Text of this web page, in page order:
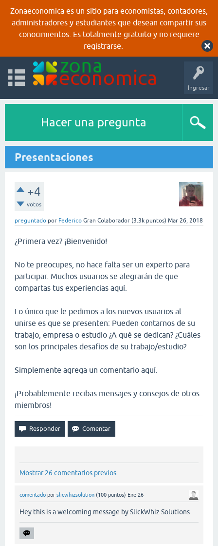
Zonaeconomica es un sitio para economistas, contadores,
administradores y estudiantes que desean compartir sus
conocimientos. Es totalmente gratuito y no requiere
registrarse.
Ingresar
Hacer una pregunta
Presentaciones
+4
votos
preguntado por Federico Gran Colaborador (3.3k puntos) Mar 26, 2018
¿Primera vez? ¡Bienvenido!
No te preocupes, no hace falta ser un experto para
participar. Muchos usuarios se alegrarán de que
compartas tus experiencias aquí.
Lo único que le pedimos a los nuevos usuarios al
unirse es que se presenten: Pueden contarnos de su
trabajo, empresa o estudio ¿A qué se dedican? ¿Cuáles
son los principales desafíos de su trabajo/estudio?
Simplemente agrega un comentario aquí.
¡Probablemente recibas mensajes y consejos de otros
miembros!
Mostrar 26 comentarios previos
comentado por slicwhizsolution (100 puntos) Ene 26
Hey this is a welcoming message by SlickWhiz Solutions